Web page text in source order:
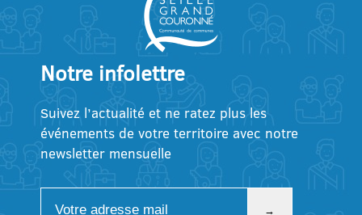
Notre infolettre
Suivez l’actualité et ne ratez plus les
événements de votre territoire avec notre
newsletter mensuelle